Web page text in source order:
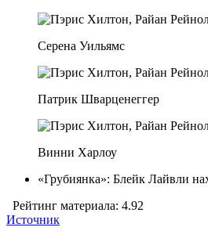
Серена Уильямс
Патрик Шварценеггер
Винни Харлоу
«Грубиянка»: Блейк Лайвли
Рейтинг материала: 4.92
Источник